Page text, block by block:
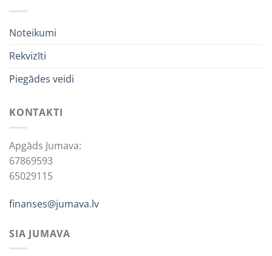
Noteikumi
Rekvizīti
Piegādes veidi
KONTAKTI
Apgāds Jumava:
67869593
65029115
finanses@jumava.lv
SIA JUMAVA